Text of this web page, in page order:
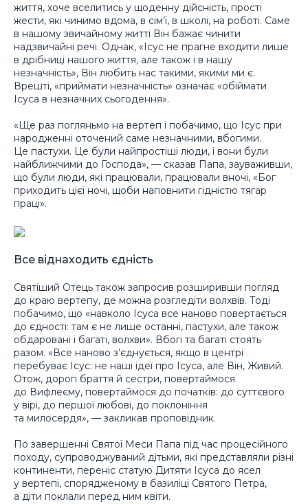
життя, хоче вселитись у щоденну дійсність, прості
жести, які чинимо вдома, в сім’ї, в школі, на роботі. Саме
в нашому звичайному житті Він бажає чинити
надзвичайні речі. Однак, «Ісус не прагне входити лише
в дрібниці нашого життя, але також і в нашу
незначність», Він любить нас такими, якими ми є.
Врешті, «приймати незначність» означає «обіймати
Ісуса в незначних сьогодення».
«Ще раз погляньмо на вертеп і побачимо, що Ісус при
народженні оточений саме незначними, вбогими.
Це пастухи. Це були найпростіші люди, і вони були
найближчими до Господа», — сказав Папа, зауваживши,
що були люди, які працювали, працювали вночі, «Бог
приходить цієї ночі, щоби наповнити гідністю тягар
праці».
Все віднаходить єдність
Святіший Отець також запросив розширивши погляд
до краю вертепу, де можна розгледіти волхвів. Тоді
побачимо, що «навколо Ісуса все наново повертається
до єдності: там є не лише останні, пастухи, але також
обдаровані і багаті, волхви». Вбогі та багаті стоять
разом. «Все наново з’єднується, якщо в центрі
перебуває Ісус: не наші ідеї про Ісуса, але Він, Живий.
Отож, дорогі браття й сестри, повертаймося
до Вифлеєму, повертаймося до початків: до суттєвого
у вірі, до першої любові, до поклоніння
та милосердя», — закликав проповідник.
По завершенні Святої Меси Папа під час процесійного
походу, супроводжуваний дітьми, які представляли різні
континенти, переніс статую Дитяти Ісуса до ясел
у вертепі, спорядженому в базиліці Святого Петра,
а діти поклали перед ним квіти.